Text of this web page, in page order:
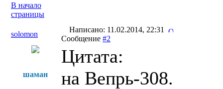
В начало
страницы
solomon
Написано: 11.02.2014, 22:31
Сообщение #2
шаман
Цитата:
на Вепрь-308.